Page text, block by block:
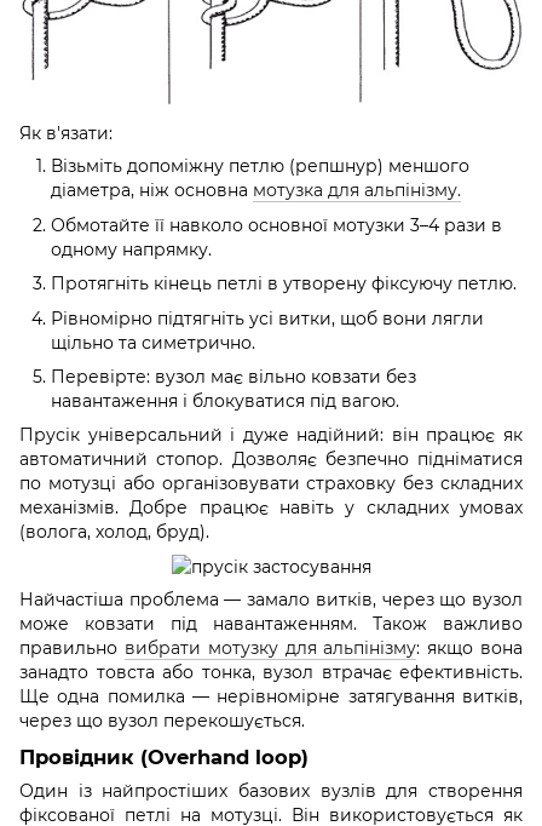
Як в'язати:
Візьміть допоміжну петлю (репшнур) меншого
діаметра, ніж основна мотузка для альпінізму.
Обмотайте її навколо основної мотузки 3–4 рази в
одному напрямку.
Протягніть кінець петлі в утворену фіксуючу петлю.
Рівномірно підтягніть усі витки, щоб вони лягли
щільно та симетрично.
Перевірте: вузол має вільно ковзати без
навантаження і блокуватися під вагою.
Прусік універсальний і дуже надійний: він працює як
автоматичний стопор. Дозволяє безпечно підніматися
по мотузці або організовувати страховку без складних
механізмів. Добре працює навіть у складних умовах
(волога, холод, бруд).
Найчастіша проблема — замало витків, через що вузол
може ковзати під навантаженням. Також важливо
правильно вибрати мотузку для альпінізму: якщо вона
занадто товста або тонка, вузол втрачає ефективність.
Ще одна помилка — нерівномірне затягування витків,
через що вузол перекошується.
Провідник (Overhand loop)
Один із найпростіших базових вузлів для створення
фіксованої петлі на мотузці. Він використовується як